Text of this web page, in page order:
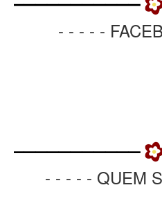
- - - - -
- - - - - QUEM